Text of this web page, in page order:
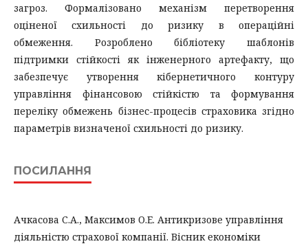
загроз. Формалізовано механізм перетворення
оціненої схильності до ризику в операційні
обмеження. Розроблено бібліотеку шаблонів
підтримки стійкості як інженерного артефакту, що
забезпечує утворення кібернетичного контуру
управління фінансовою стійкістю та формування
переліку обмежень бізнес-процесів страховика згідно
параметрів визначеної схильності до ризику.
ПОСИЛАННЯ
Ачкасова С.А., Максимов О.Е. Антикризове управління
діяльністю страхової компанії. Вісник економіки